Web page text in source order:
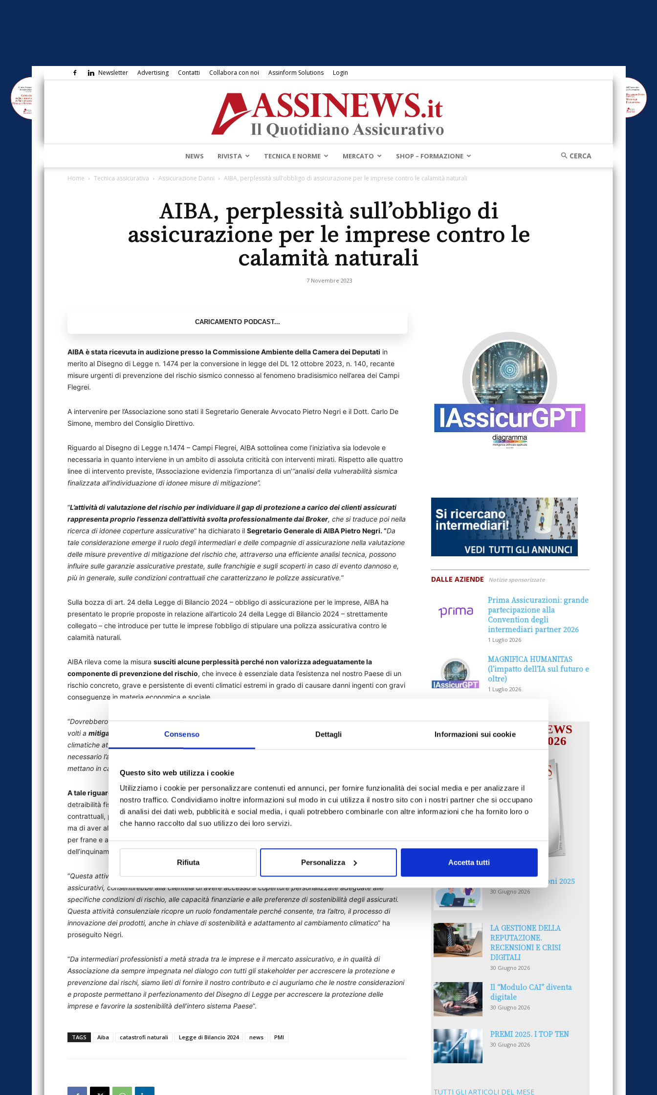
Consenso Dettagli Informazioni sui cookie
Questo sito web utilizza i cookie
Utilizziamo i cookie per personalizzare contenuti ed annunci, per fornire funzionalità dei social media e per analizzare il
nostro traffico. Condividiamo inoltre informazioni sul modo in cui utilizza il nostro sito con i nostri partner che si occupano
di analisi dei dati web, pubblicità e social media, i quali potrebbero combinarle con altre informazioni che ha fornito loro o
che hanno raccolto dal suo utilizzo dei loro servizi.
Rifiuta Personalizza Accetta tutti
Newsletter Advertising Contatti Collabora con noi Assinform Solutions Login
Assinews.it
NEWS RIVISTA TECNICA E NORME MERCATO SHOP – FORMAZIONE
Home Tecnica assicurativa Assicurazione Danni AIBA, perplessità sull’obbligo di assicurazione per le imprese contro le calamità naturali
AIBA, perplessità sull’obbligo di
assicurazione per le imprese contro le
calamità naturali
7 Novembre 2023
AIBA è stata ricevuta in audizione presso la Commissione Ambiente della Camera dei Deputati in
merito al Disegno di Legge n. 1474 per la conversione in legge del DL 12 ottobre 2023, n. 140, recante
misure urgenti di prevenzione del rischio sismico connesso al fenomeno bradisismico nell’area dei Campi
Flegrei.
A intervenire per l’Associazione sono stati il Segretario Generale Avvocato Pietro Negri e il Dott. Carlo De
Simone, membro del Consiglio Direttivo.
Riguardo al Disegno di Legge n.1474 – Campi Flegrei, AIBA sottolinea come l’iniziativa sia lodevole e
necessaria in quanto interviene in un ambito di assoluta criticità con interventi mirati. Rispetto alle quattro
linee di intervento previste, l’Associazione evidenzia l’importanza di un’“analisi della vulnerabilità sismica
finalizzata all’individuazione di idonee misure di mitigazione”.
“L’attività di valutazione del rischio per individuare il gap di protezione a carico dei clienti assicurati
rappresenta proprio l’essenza dell’attività svolta professionalmente dai Broker, che si traduce poi nella
ricerca di idonee coperture assicurative” ha dichiarato il Segretario Generale di AIBA Pietro Negri. “Da
tale considerazione emerge il ruolo degli intermediari e delle compagnie di assicurazione nella valutazione
delle misure preventive di mitigazione del rischio che, attraverso una efficiente analisi tecnica, possono
influire sulle garanzie assicurative prestate, sulle franchigie e sugli scoperti in caso di evento dannoso e,
più in generale, sulle condizioni contrattuali che caratterizzano le polizze assicurative.”
Sulla bozza di art. 24 della Legge di Bilancio 2024 – obbligo di assicurazione per le imprese, AIBA ha
presentato le proprie proposte in relazione all’articolo 24 della Legge di Bilancio 2024 – strettamente
collegato – che introduce per tutte le imprese l’obbligo di stipulare una polizza assicurativa contro le
calamità naturali.
AIBA rileva come la misura susciti alcune perplessità perché non valorizza adeguatamente la
componente di prevenzione del rischio, che invece è essenziale data l’esistenza nel nostro Paese di un
rischio concreto, grave e persistente di eventi climatici estremi in grado di causare danni ingenti con gravi
conseguenze in materia economica e sociale.
“Dovrebbero essere introdotte, a nostro avviso, misure parallele che incentivino comportamenti virtuosi
volti a mitigare il rischio
, riducendone gli effetti e favorendo l’adattamento al mutamento delle condizioni
climatiche attraverso l’adozione di opportuni presidi
necessario l’avvio di programmi congiunti in cui gli operatori del settore assicurativo e il settore pubblico
mettano in campo tutte le risorse possibili per assicurare la massima tutela a beni e persone.
A tale riguardo AIBA suggerisce di valutare un sistema di premialità, ad esempio introducendo forme
detraibilità fiscale o aliquote Iva ridotte o condizioni migliorative di premi assicurativi o di condizioni
contrattuali, per coloro che siano in grado di dimostrare non solo di aver assolto all’obbligativo assicurativo
ma di aver al contempo operato sulla prevenzione (ad esempio con strutture antisismiche, contenimenti
per frane e allagamenti, sistemi di deflusso delle acque in eccesso o attività di prevenzione
dell’inquinamento derivante da fenomeno climatico).
“Questa attività di mitigazione dei rischi, sostenuta dalla consulenza prestata dagli intermediari
assicurativi, consentirebbe alla clientela di avere accesso a coperture personalizzateadeguate alle
specifiche condizioni di rischio, alle capacità finanziarie e alle preferenze di sostenibilità degli assicurati.
Questa attività consulenziale ricopre un ruolo fondamentale perché consente, tra l’altro, il processo di
innovazione dei prodotti, anche in chiave di sostenibilità e adattamento al cambiamento climatico” ha
proseguito Negri.
“Da intermediari professionisti a metà strada tra le imprese e il mercato assicurativo, e in qualità di
Associazione da sempre impegnata nel dialogo con tutti gli stakeholder per accrescere la protezione e
prevenzione dai rischi, siamo lieti di fornire il nostro contributo e ci auguriamo che le nostre considerazioni
e proposte permettano il perfezionamento del Disegno di Legge per accrescere la protezione delle
imprese e favorire la sostenibilità dell’intero sistema Paese”.
TAGS Aiba catastrofi naturali Legge di Bilancio 2024 news PMI
DALLE AZIENDE Notizie sponsorizzate
Prima Assicurazioni: grande
partecipazione alla
Convention degli
intermediari partner 2026
1 Luglio 2026
MAGNIFICA HUMANITAS
(l’impatto dell’IA sul futuro e
oltre)
1 Luglio 2026
IL MENSILE ASSINEWS
LUGLIO-AGOSTO 2026
Reclami e sanzioni 2025
30 Giugno 2026
LA GESTIONE DELLA
REPUTAZIONE.
RECENSIONI E CRISI
DIGITALI
30 Giugno 2026
Il “Modulo CAI” diventa
digitale
30 Giugno 2026
PREMI 2025. I TOP TEN
30 Giugno 2026
TUTTI GLI ARTICOLI DEL MESE